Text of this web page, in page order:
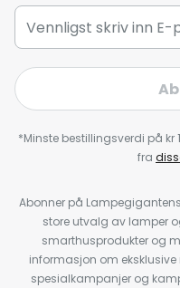
*Minste bestillingsverdi på kr
fra
Abonner på
store utvalg av lamper
smarthusprodukter og
informasjon om
spesialkampanjer og